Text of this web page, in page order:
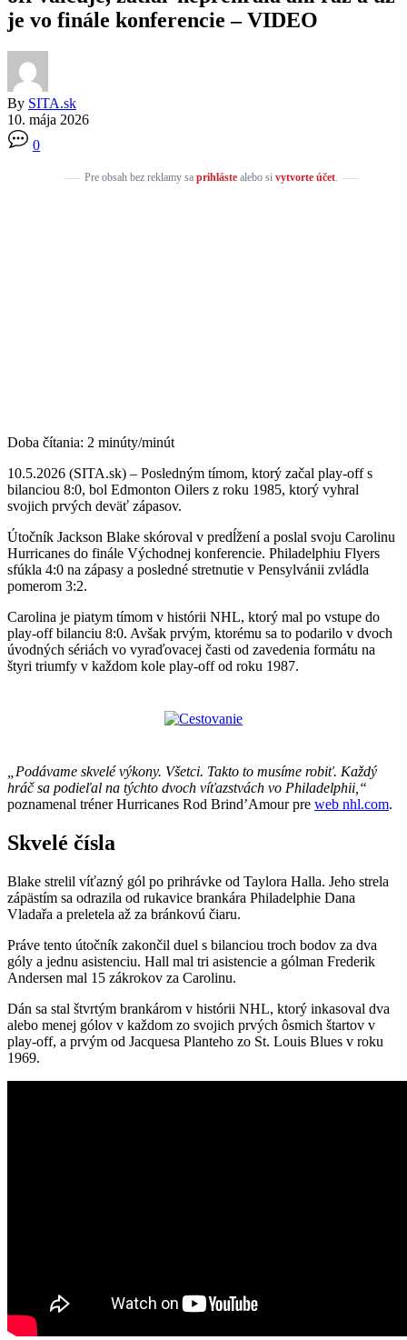
je vo finále konferencie – VIDEO
By SITA.sk
10. mája 2026
0
Pre obsah bez reklamy sa prihlástealebo si vytvorte účet.
Doba čítania: 2 minúty/minút
10.5.2026 (SITA.sk) – Posledným tímom, ktorý začal play-off s
bilanciou 8:0, bol Edmonton Oilers z roku 1985, ktorý vyhral
svojich prvých deväť zápasov.
Útočník Jackson Blake skóroval v predĺžení a poslal svoju Carolinu
Hurricanes do finále Východnej konferencie. Philadelphiu Flyers
sfúkla 4:0 na zápasy a posledné stretnutie v Pensylvánii zvládla
pomerom 3:2.
Carolina je piatym tímom v histórii NHL, ktorý mal po vstupe do
play-off bilanciu 8:0. Avšak prvým, ktorému sa to podarilo v dvoch
úvodných sériách vo vyraďovacej časti od zavedenia formátu na
štyri triumfy v každom kole play-off od roku 1987.
„Podávame skvelé výkony. Všetci. Takto to musíme robiť. Každý
hráč sa podieľal na týchto dvoch víťazstvách vo Philadelphii,“
poznamenal tréner Hurricanes Rod Brind’Amour pre web nhl.com.
Skvelé čísla
Blake strelil víťazný gól po prihrávke od Taylora Halla. Jeho strela
zápästím sa odrazila od rukavice brankára Philadelphie Dana
Vladařa a preletela až za bránkovú čiaru.
Práve tento útočník zakončil duel s bilanciou troch bodov za dva
góly a jednu asistenciu. Hall mal tri asistencie a gólman Frederik
Andersen mal 15 zákrokov za Carolinu.
Dán sa stal štvrtým brankárom v histórii NHL, ktorý inkasoval dva
alebo menej gólov v každom zo svojich prvých ôsmich štartov v
play-off, a prvým od Jacquesa Planteho zo St. Louis Blues v roku
1969.